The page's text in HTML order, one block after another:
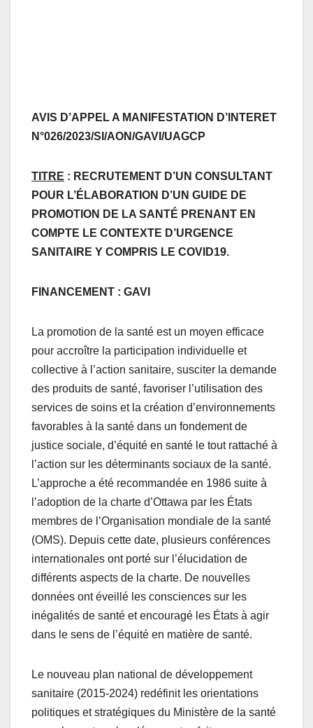
AVIS D’APPEL A MANIFESTATION D’INTERET
N°026/2023/SI/AON/GAVI/UAGCP
TITRE : RECRUTEMENT D’UN CONSULTANT
POUR L’ÉLABORATION D’UN GUIDE DE
PROMOTION DE LA SANTÉ PRENANT EN
COMPTE LE CONTEXTE D’URGENCE
SANITAIRE Y COMPRIS LE COVID19.
FINANCEMENT : GAVI
La promotion de la santé est un moyen efficace
pour accroître la participation individuelle et
collective à l’action sanitaire, susciter la demande
des produits de santé, favoriser l’utilisation des
services de soins et la création d’environnements
favorables à la santé dans un fondement de
justice sociale, d’équité en santé le tout rattaché à
l’action sur les déterminants sociaux de la santé.
L’approche a été recommandée en 1986 suite à
l’adoption de la charte d’Ottawa par les États
membres de l’Organisation mondiale de la santé
(OMS). Depuis cette date, plusieurs conférences
internationales ont porté sur l’élucidation de
différents aspects de la charte. De nouvelles
données ont éveillé les consciences sur les
inégalités de santé et encouragé les États à agir
dans le sens de l’équité en matière de santé.
Le nouveau plan national de développement
sanitaire (2015-2024) redéfinit les orientations
politiques et stratégiques du Ministère de la santé